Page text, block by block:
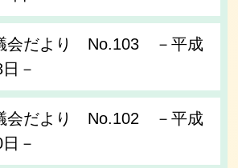
会だより No.103 －平成
－
会だより No.102 －平成
－